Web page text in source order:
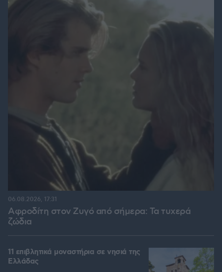
Αφροδίτη στον Ζυγό από σήμερα: Τα τυχερά
ζώδια
06.08.2026, 17:31
11 επιβλητικά μοναστήρια σε νησιά της
Ελλάδας